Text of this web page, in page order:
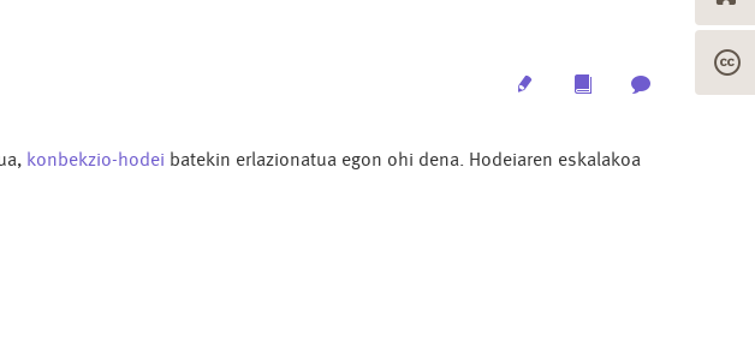
MultimediaArchive
konbekzio-hodei batekin erlazionatua egon ohi dena. Hodeiaren eskalakoa